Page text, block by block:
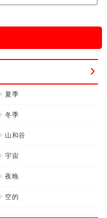
:
夏季
冬季
山和谷
宇宙
夜晚
空的